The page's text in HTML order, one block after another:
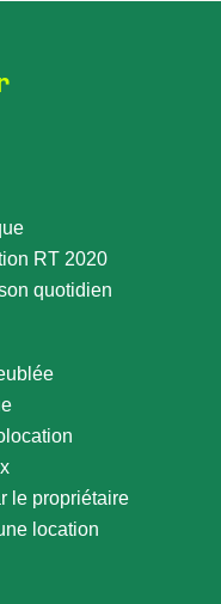
RT 2020
quotidien
le propriétaire
location